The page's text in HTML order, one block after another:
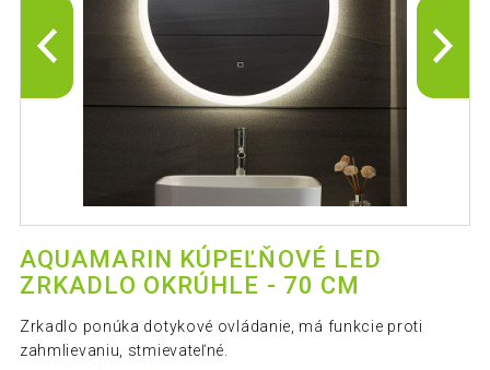
AQUAMARIN KÚPEĽŇOVÉ LED
ZRKADLO OKRÚHLE - 70 CM
Zrkadlo ponúka dotykové ovládanie, má funkcie proti
zahmlievaniu, stmievateľné.